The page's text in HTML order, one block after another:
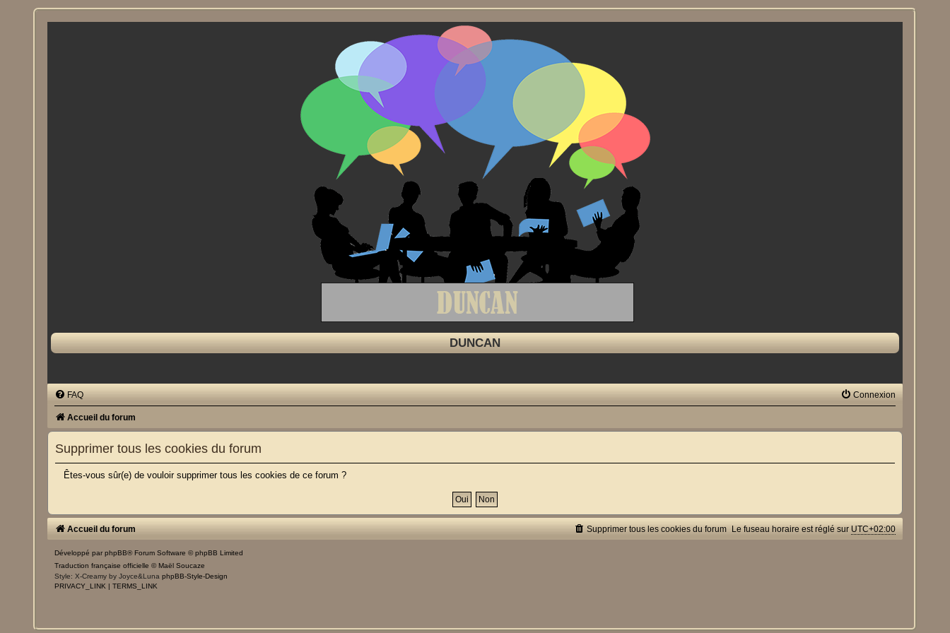
DUNCAN
FAQ Connexion
Accueil du forum
Supprimer tous les cookies du forum
Êtes-vous sûr(e) de vouloir supprimer tous les cookies de ce forum ?
Accueil du forum Le fuseau horaire est réglé sur UTC+02:00
Supprimer tous les cookies du forum
Développé parphpBB® Forum Software © phpBB Limited
Traduction française officielle ©Maël Soucaze
Style: X-Creamy by Joyce&LunaphpBB-Style-Design
PRIVACY_LINK |TERMS_LINK